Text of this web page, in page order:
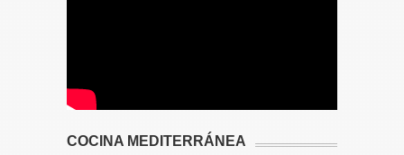
COCINA MEDITERRÁNEA